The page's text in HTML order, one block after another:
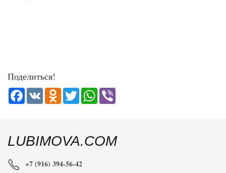
Поделиться!
Facebook
VK Odnoklassniki
TwitterWhatsApp
LUBIMOVA.COM
+7 (916) 394-56-42